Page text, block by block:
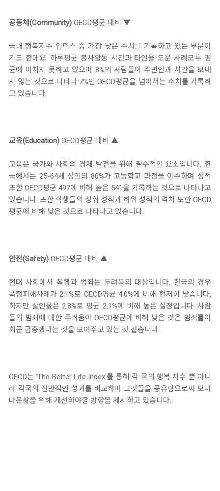
공동체(Community) OECD평균 대비 ▼
국내 행복지수 인덱스 중 가장 낮은 수치를 기록하고 있는 부분이
기도 한데요. 하루평균 봉사활동 시간과 타인을 도운 사례모두 평
균에 미치지 못하고 있으며 8%의 사람들이 주변인과 시간을 보내
지 않는 것으로 나타나 7%인 OECD평균을 넘어서는 수치를 기록하
고 있습니다.
교육(Education) OECD평균 대비 ▲
교육은 국가와 사회의 경제 발전을 위해 필수적인 요소입니다. 한
국에서는 25-64세 성인의 80%가 고등학교 과정을 이수하며 성적
또한 OECD평균 497에 비해 높은 541을 기록하는 것으로 나타나고
있습니다. 또한 학생들의 상위 성적과 하위 성적의 격차 또한 OECD
평균에 비해 낮은 것으로 나타나고 있습니다.
안전(Safety) OECD평균 대비 ▲
현대 사회에서 폭행과 범죄는 두려움의 대상입니다. 한국의 경우
폭행피해사례가 2.1%로 OECD평균 4.0%에 비해 현저히 낮습니다.
하지만 살인율은 2.8%로 평균 2.1%에 비해 높은 실정입니다. 사람
들의 범죄에 대한 두려움이 OECD평균에 비해 낮은 것은 범죄률이
최근 급증했다는 것을 보여주고 있는 것 같습니다.
OECD는 'The Better Life Index'를 통해 각 국의 행복 지수 뿐 아니
라 각국의 전반적인 성과를 비교하며 그것들을 공유함으로써 보다
나은삶을 위해 개선하야할 방향을 제시하고 있습니다.